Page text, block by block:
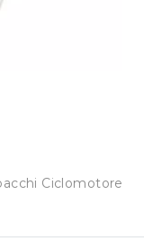
Ciclomotore